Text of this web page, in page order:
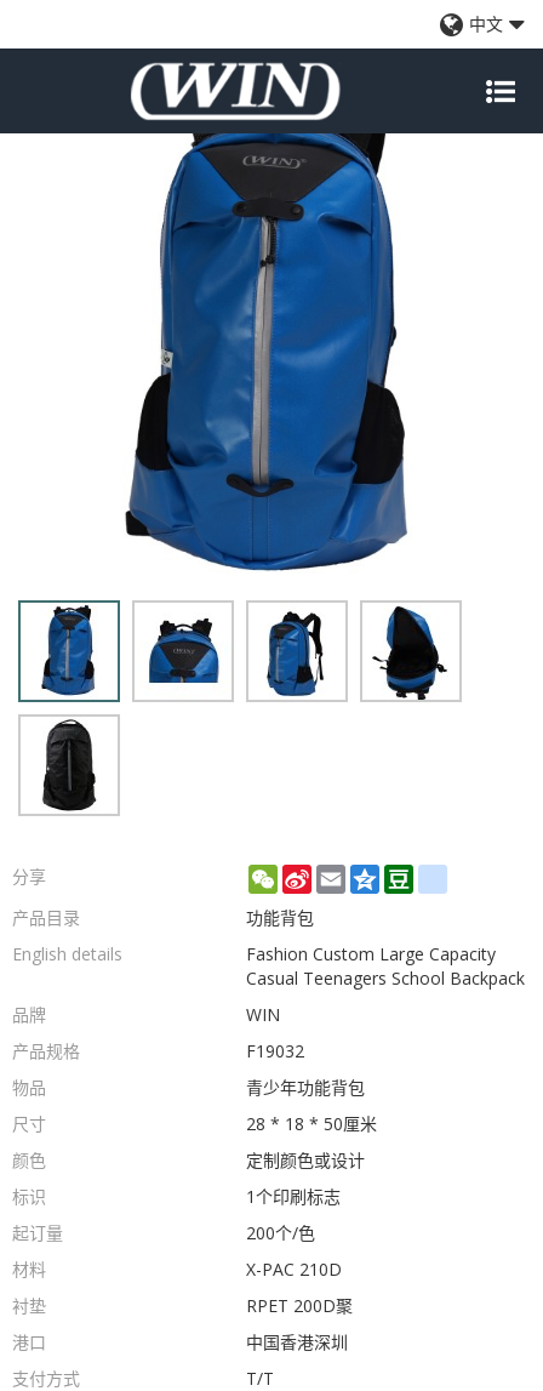
中文
分享 WeChat
Sina
Weibo
EmailQzoneDoubanrenren
产品目录
功能背包
English details
Fashion Custom Large Capacity
Casual Teenagers School Backpack
品牌
WIN
产品规格
F19032
物品
青少年功能背包
尺寸
28 * 18 * 50厘米
颜色
定制颜色或设计
标识
1个印刷标志
起订量
200个/色
材料
X-PAC 210D
衬垫
RPET 200D聚
港口
中国香港深圳
支付方式
T/T